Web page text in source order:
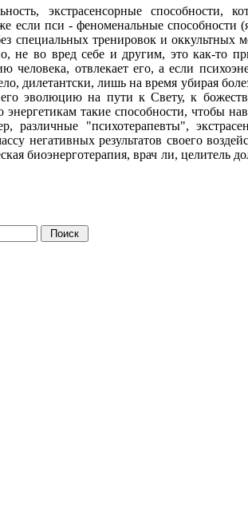
экстрасенсорные способности,
если пси - феноменальные способности
специальных тренировок и оккультных
не во вред себе и другим, это как-то
человека, отвлекает его, а если
дилетантски, лишь на время убирая
его эволюцию на пути к Свету, к
такие способности, чтобы
различные "психотерапевты",
негативных результатов своего
биоэнерготерапия, врач ли, целитель